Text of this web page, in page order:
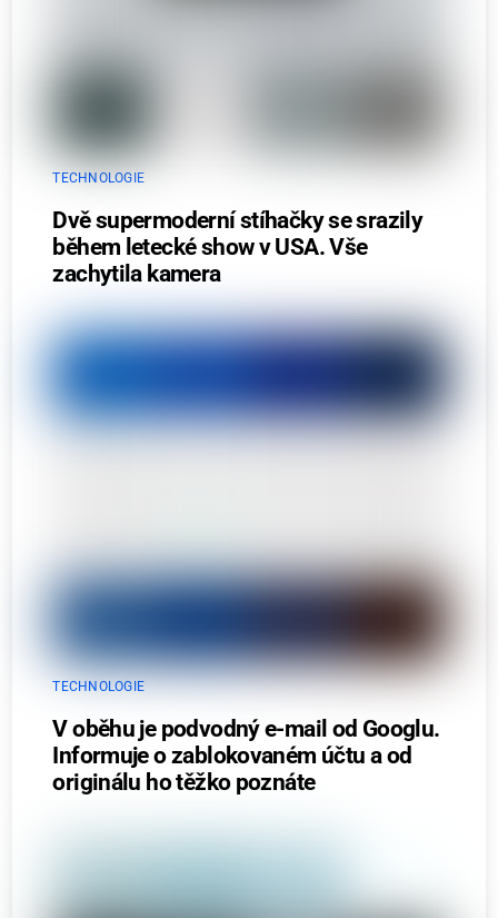
TECHNOLOGIE
Dvě supermoderní stíhačky se srazily
během letecké show v USA. Vše
zachytila kamera
TECHNOLOGIE
V oběhu je podvodný e-mail od Googlu.
Informuje o zablokovaném účtu a od
originálu ho těžko poznáte